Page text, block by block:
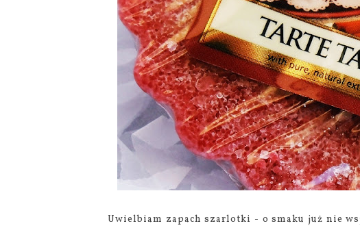
Uwielbiam zapach szarlotki - o smaku już nie